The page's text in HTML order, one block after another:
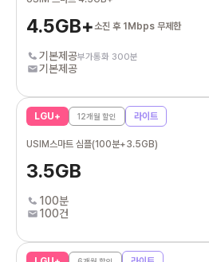
4.5GB+소진 후 1Mbps 무제한
기본제공부가통화 300분
기본제공
LGU+ 12개월 할인 라이트
USIM스마트 심플(100분+3.5GB)
3.5GB
100분
100건